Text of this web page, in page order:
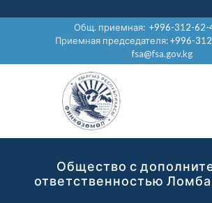
Общ. приемная:+996-312-62-
Приемная председателя:+996-
fsa@fsa.gov.kg
Общество с
ответственностью